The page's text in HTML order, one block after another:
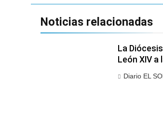
Noticias relacionadas
La
León XIV a
Diario EL